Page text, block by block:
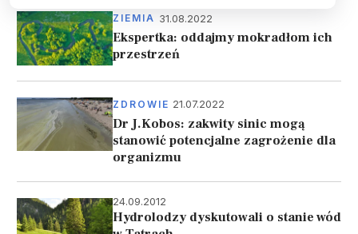
ZIEMIA 31.08.2022
Ekspertka: oddajmy mokradłom ich
przestrzeń
ZDROWIE 21.07.2022
Dr J.Kobos: zakwity sinic mogą
stanowić potencjalne zagrożenie dla
organizmu
24.09.2012
Hydrolodzy dyskutowali o stanie wód